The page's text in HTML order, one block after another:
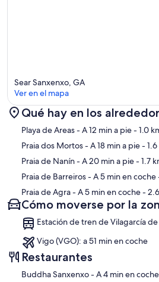
Mapa
Sear Sanxenxo, GA
Ver en el mapa
Qué hay en los
Playa de Areas- A 12 min a pie- 1.0
Praia dos Mortos- A 18 min a pie-
Praia de Nanín- A 20 min a pie- 1.7
Praia de Barreiros- A 5 min en coche
Praia de Agra- A 5 min en coche-
Cómo moverse por la
Estación de tren de Vilagarcía
Vigo (VGO): a 51 min en coche
Restaurantes
‪Buddha Sanxenxo - ‬A 4 min en coche